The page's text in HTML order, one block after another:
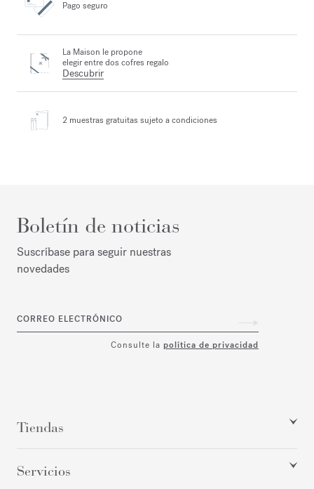
Pago seguro
La Maison le propone
elegir entre dos cofres regalo
Descubrir
2 muestras gratuitas sujeto a condiciones
Boletín de noticias
Suscríbase para seguir nuestras
novedades
CORREO ELECTRÓNICO
Consulte la política de privacidad
Tiendas
Servicios